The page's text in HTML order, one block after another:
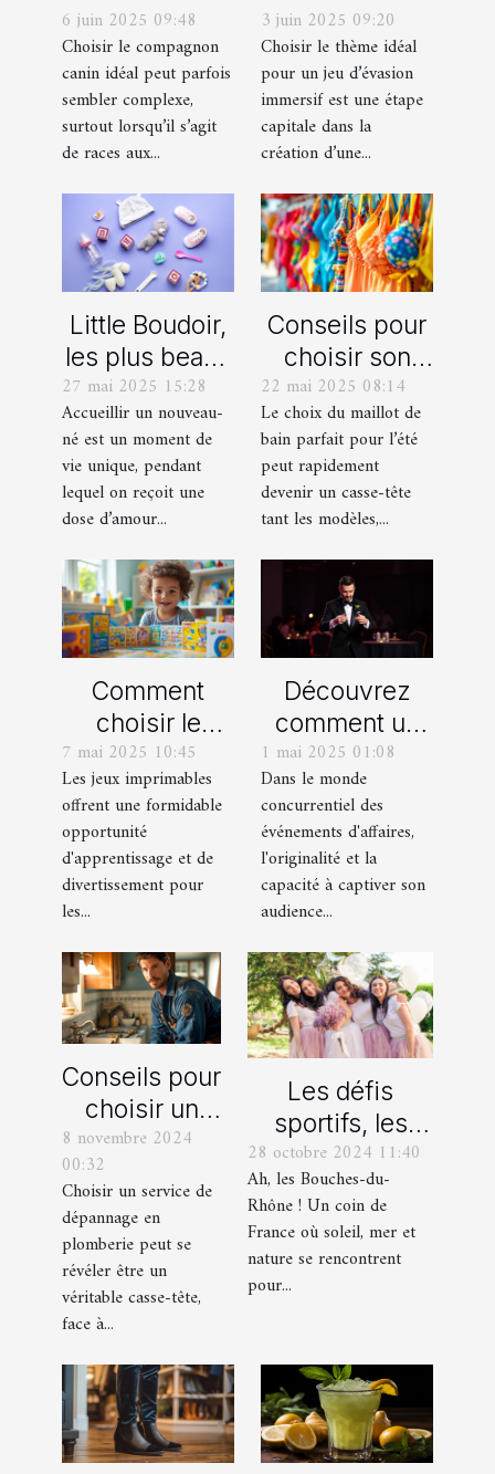
un berger
blanc suisse
et un berger
américain
miniature
6 juin 2025 09:48
Choisir le compagnon
canin idéal peut parfois
sembler complexe,
surtout lorsqu’il s’agit
de races aux...
thème parfait
pour votre
prochain jeu
d'évasion
immersif
3 juin 2025 09:20
Choisir le thème idéal
pour un jeu d’évasion
immersif est une étape
capitale dans la
création d’une...
Little Boudoir,
les plus beaux
cadeaux de
naissance
personnalisés
!
27 mai 2025 15:28
Accueillir un nouveau-
né est un moment de
vie unique, pendant
lequel on reçoit une
dose d’amour...
Conseils pour
choisir son
maillot de bain
idéal pour l'été
22 mai 2025 08:14
Le choix du maillot de
bain parfait pour l’été
peut rapidement
devenir un casse-tête
tant les modèles,...
Comment
choisir le
meilleur jeu
imprimable
pour votre
enfant
7 mai 2025 10:45
Les jeux imprimables
offrent une formidable
opportunité
d'apprentissage et de
divertissement pour
les...
Découvrez
comment un
spectacle de
magie
transforme les
événements
professionnels
1 mai 2025 01:08
Dans le monde
concurrentiel des
événements d'affaires,
l'originalité et la
capacité à captiver son
audience...
Conseils pour
choisir un
bon service
dépannage
en plomberie
8 novembre 2024
00:32
Choisir un service de
dépannage en
plomberie peut se
révéler être un
véritable casse-tête,
face à...
Les défis
sportifs, les
incontournables
de toute
organisation
d’EVG et EVJF
28 octobre 2024 11:40
Ah, les Bouches-du-
Rhône ! Un coin de
France où soleil, mer et
nature se rencontrent
pour...